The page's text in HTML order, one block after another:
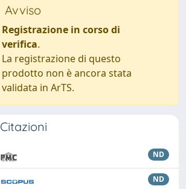
Avviso
Registrazione in corso di
verifica.
La registrazione di questo
prodotto non è ancora stata
validata in ArTS.
Citazioni
ND
ND